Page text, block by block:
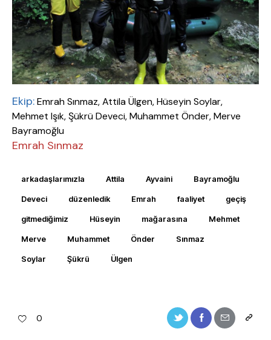
Ekip:Emrah Sınmaz, Attila Ülgen, Hüseyin Soylar,
Mehmet Işık, Şükrü Deveci, Muhammet Önder, Merve
Bayramoğlu
Emrah Sınmaz
arkadaşlarımızla Attila Ayvaini Bayramoğlu
Deveci düzenledik Emrah faaliyet geçiş
gitmediğimiz Hüseyin mağarasına Mehmet
Merve Muhammet Önder Sınmaz
Soylar Şükrü Ülgen
0